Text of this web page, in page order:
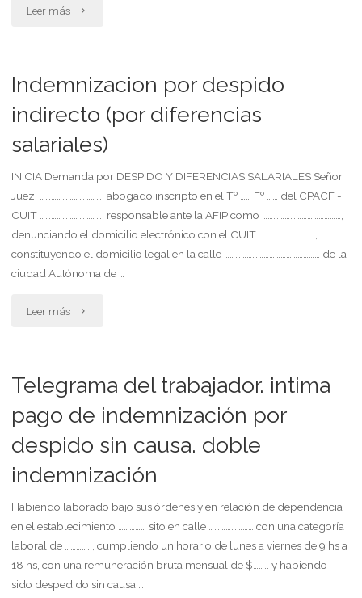
Leer más "Indemnizacion
directo
sin
causa"
Indemnizacion por despido
indirecto (por diferencias
salariales)
INICIA Demanda por DESPIDO Y DIFERENCIAS SALARIALES Señor
Juez: ……………………………, abogado inscripto en el Tº …… Fº …… del CPACF -,
CUIT ……………………………, responsable ante la AFIP como ……………………………………,
denunciando el domicilio electrónico con el CUIT …………………………,
constituyendo el domicilio legal en la calle …………………………………………… de la
ciudad Autónoma de …
Leer más "Indemnizacion
indirecto
(por
diferencias
salariales)"
Telegrama del trabajador. intima
pago de indemnización por
despido sin causa. doble
indemnización
Habiendo laborado bajo sus órdenes y en relación de dependencia
en el establecimiento …………… sito en calle …………………… con una categoría
laboral de ………….., cumpliendo un horario de lunes a viernes de 9 hs a
18 hs, con una remuneración bruta mensual de $…….. y habiendo
sido despedido sin causa …